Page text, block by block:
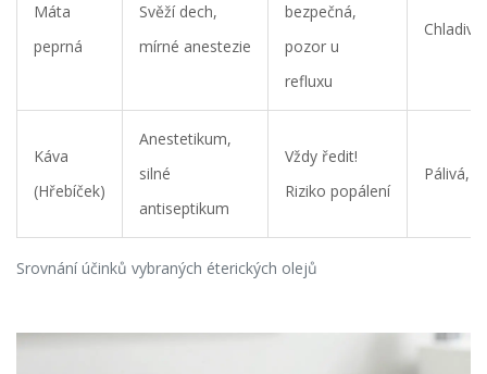
Srovnání účinků vybraných éterických olejů
Máta
peprná
Svěží dech,
mírné anestezie
bezpečná,
pozor u
refluxu
Káva
(Hřebíček)
Anestetikum,
silné
antiseptikum
Vždy ředit!
Riziko popálení
Pálivá,